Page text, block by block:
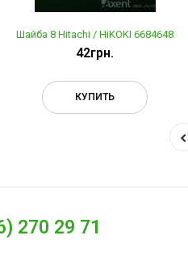
Шайба 8 Hitachi / HiKOKI 6684648
42грн.
КУПИТЬ
270 29 71